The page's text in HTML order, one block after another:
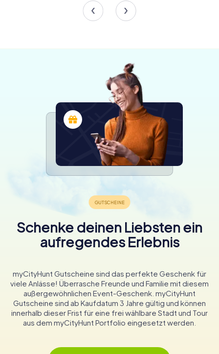
die Vroedschapskamer, der alte Ratssaal, zwei prächtige
Kamine aus der Zeit um 1620 beherbergt und einen
Angrenzend an das gezinnte Gebäude befindet sich die
Pandpoort, ein spitzbogiges Tor, das zu einem Kreuzgang
des ehemaligen Dominikanerklosters aus dem 15.
Jahrhundert führt. Dieser Bereich, der während der
Reformation von der Stadt erworben wurde, hat im Laufe
der Jahrhunderte verschiedene Funktionen erfüllt, unter
anderem als Ratssaal und öffentliche Bibliothek, und zeigt
die flexible Nutzung von Räumen über die Jahrhunderte
Geschichte und Moderne Vereinen
ist ein lebendiges Museum der Stadtgeschichte. Jeder
Raum und jeder Flur hallt wider mit den Schritten der
Kaufleuten der Renaissance. Das Bauwerk selbst ist ein
Zeugnis für die Widerstandsfähigkeit und
Anpassungsfähigkeit der Stadt, die Brände,
Für Besucher bietet das Rathaus eine einzigartige
Gelegenheit, die Schichten der Geschichte zu erkunden,
die Haarlem geprägt haben. Ob ihr
Architekturbegeisterte, Geschichtsinteressierte oder
einfach neugierige Reisende seid, das Stadhuis van
dieser charmanten niederländischen Stadt.
Schenke deinen Liebsten ein
aufregendes Erlebnis
myCityHunt Gutscheine sind das perfekte Geschenk für
viele Anlässe! Überrasche Freunde und Familie mit diesem
außergewöhnlichen Event-Geschenk. myCityHunt
Gutscheine sind ab Kaufdatum 3 Jahre gültig und können
innerhalb dieser Frist für eine frei wählbare Stadt und Tour
aus dem myCityHunt Portfolio eingesetzt werden.